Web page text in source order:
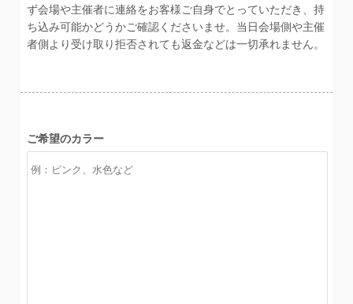
ず会場や主催者に連絡をお客様ご自身でとっていただき、持
ち込み可能かどうかご確認くださいませ。当日会場側や主催
者側より受け取り拒否されても返金などは一切承れません。
ご希望のカラー